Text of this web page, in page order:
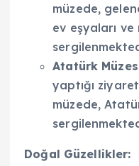
müzede,
ev eşyaları
Atatürk
yaptığı
müzede,
Doğal Güzellikler: